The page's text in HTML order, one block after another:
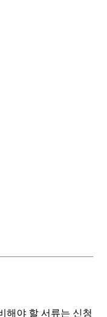
해야 할 서류는 신청